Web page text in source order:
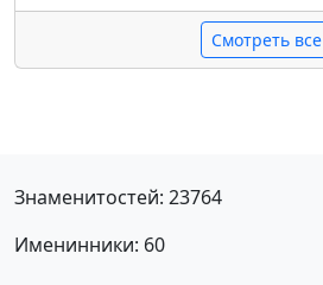
Смотреть все
Знаменитостей: 23764
Именинники: 60